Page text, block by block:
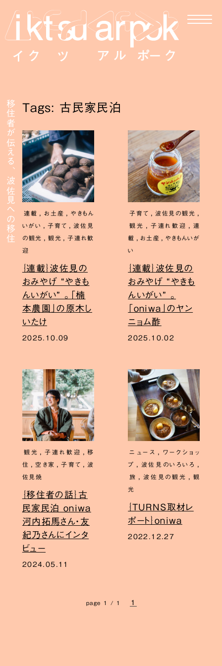
移住者が伝える、波佐見への移住 Tags: 古民家民泊
連載 , お土産 , やきもん
いがい , 子育て , 波佐見
の観光 , 観光 , 子連れ歓
迎
｛連載｝波佐見の
おみやげ “やきも
んいがい” 。「楠
本農園」の原木し
いたけ
2025.10.09
子育て , 波佐見の観光 ,
観光 , 子連れ歓迎 , 連
載 , お土産 , やきもんいが
い
｛連載｝波佐見の
おみやげ “やきも
んいがい” 。
「oniwa」のヤン
ニョム酢
2025.10.02
観光 , 子連れ歓迎 , 移
住 , 空き家 , 子育て , 波
佐見焼
｛移住者の話｝古
民家民泊 oniwa
河内拓馬さん・友
紀乃さんにインタ
ビュー
2024.05.11
ニュース , ワークショッ
プ , 波佐見のいろいろ ,
旅 , 波佐見の観光 , 観
光
｛TURNS取材レ
ポート｝oniwa
2022.12.27
page 1 / 1 1